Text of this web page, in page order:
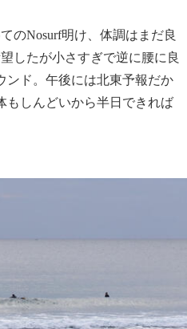
のNosurf明け、体調はまだ良
したが小さすぎで逆に腰に良
ンド。午後には北東予報だか
もしんどいから半日できれば